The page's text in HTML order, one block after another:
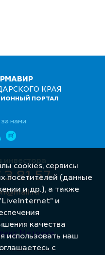
КРАЯ
ПОРТАЛ
нами
инвестора
3 81 57
cookies, сервисы
посетителей (данные
и др.), а также
и
качества
использовать наш
с